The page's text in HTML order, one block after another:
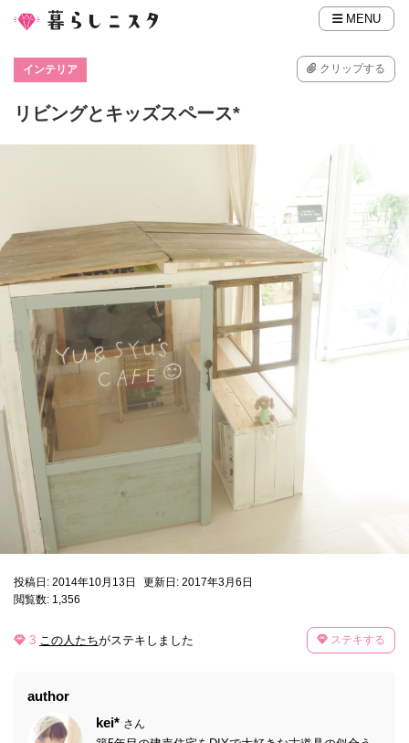
MENU
インテリア クリップする
リビングとキッズスペース*
投稿日: 2014年10月13日
更新日: 2017年3月6日
閲覧数: 1,356
3 この人たちがステキしました ステキする
author
kei* さん